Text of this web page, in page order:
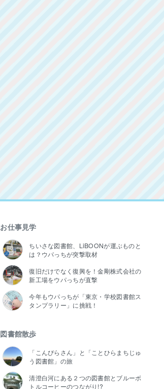
お仕事見学
ちいさな図書館、LiBOONが運ぶものと
は？ウパっちが突撃取材
復旧だけでなく復興を！金剛株式会社の
新工場をウパっちが直撃
今年もウパっちが「東京・学校図書館ス
タンプラリー」に挑戦！
図書館散歩
「こんぴらさん」と「ことひらまちじゅ
う図書館」の旅
清澄白河にある２つの図書館とブルーボ
トルコーヒーのつながり!?